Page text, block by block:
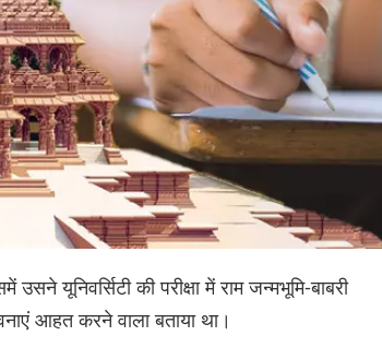
यूनिवर्सिटी की परीक्षा में राम जन्मभूमि-बाबरी
आहत करने वाला बताया था।